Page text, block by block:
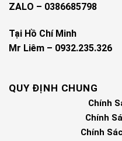
ZALO – 0386685798
Tại Hồ Chí Minh
Mr Liêm – 0932.235.326
QUY ĐỊNH CHUNG
Chính
Chính
Chính